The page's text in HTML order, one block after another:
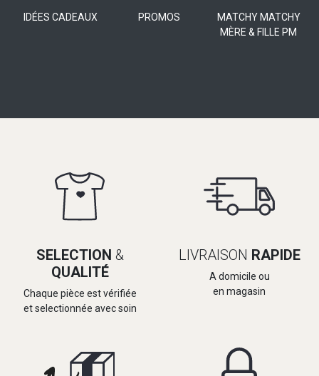
IDÉES CADEAUX PROMOS
MATCHY MATCHY
MÈRE & FILLE PM
SELECTION &
QUALITÉ
Chaque pièce est vérifiée
et selectionnée avec soin
LIVRAISON RAPIDE
A domicile ou
en magasin